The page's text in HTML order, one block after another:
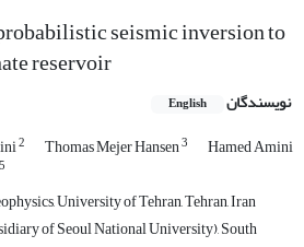
seismic inversion to
reservoir
نویسندگان English
2 Thomas Mejer Hansen3 Hamed Amini
5
University of Tehran, Tehran, Iran
of Seoul National University), South